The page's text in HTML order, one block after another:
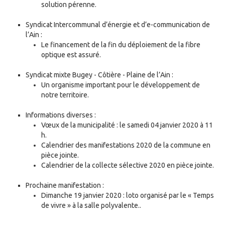
solution pérenne.
Syndicat Intercommunal d’énergie et d’e-communication de
l’Ain :
Le financement de la fin du déploiement de la fibre
optique est assuré.
Syndicat mixte Bugey - Côtière - Plaine de l’Ain :
Un organisme important pour le développement de
notre territoire.
Informations diverses :
Vœux de la municipalité : le samedi 04 janvier 2020 à 11
h.
Calendrier des manifestations 2020 de la commune en
pièce jointe.
Calendrier de la collecte sélective 2020 en pièce jointe.
Prochaine manifestation :
Dimanche 19 janvier 2020 : loto organisé par le « Temps
de vivre » à la salle polyvalente..